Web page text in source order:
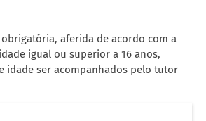
aferida de acordo com a
igual ou superior a 16 anos,
idade ser acompanhados pelo tutor